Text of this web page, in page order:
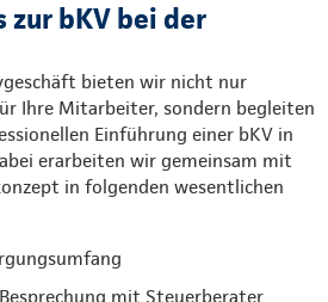
bKV bei der
bieten wir nicht nur
Ihre Mitarbeiter, sondern begleiten
Einführung einer bKV in
erarbeiten wir gemeinsam mit
in folgenden wesentlichen
mit Steuerberater